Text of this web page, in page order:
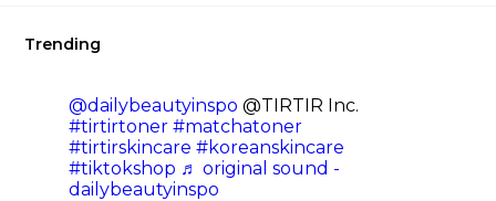
Trending
@dailybeautyinspo @TIRTIR Inc.
#tirtirtoner #matchatoner
#tirtirskincare #koreanskincare
#tiktokshop ♬ original sound -
dailybeautyinspo